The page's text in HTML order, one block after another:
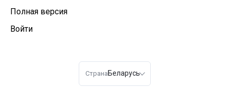
Полная версия
Войти
Страна Беларусь